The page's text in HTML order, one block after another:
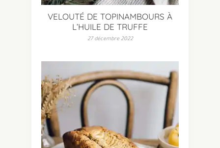
VELOUTÉ DE TOPINAMBOURS À
L’HUILE DE TRUFFE
27 décembre 2022